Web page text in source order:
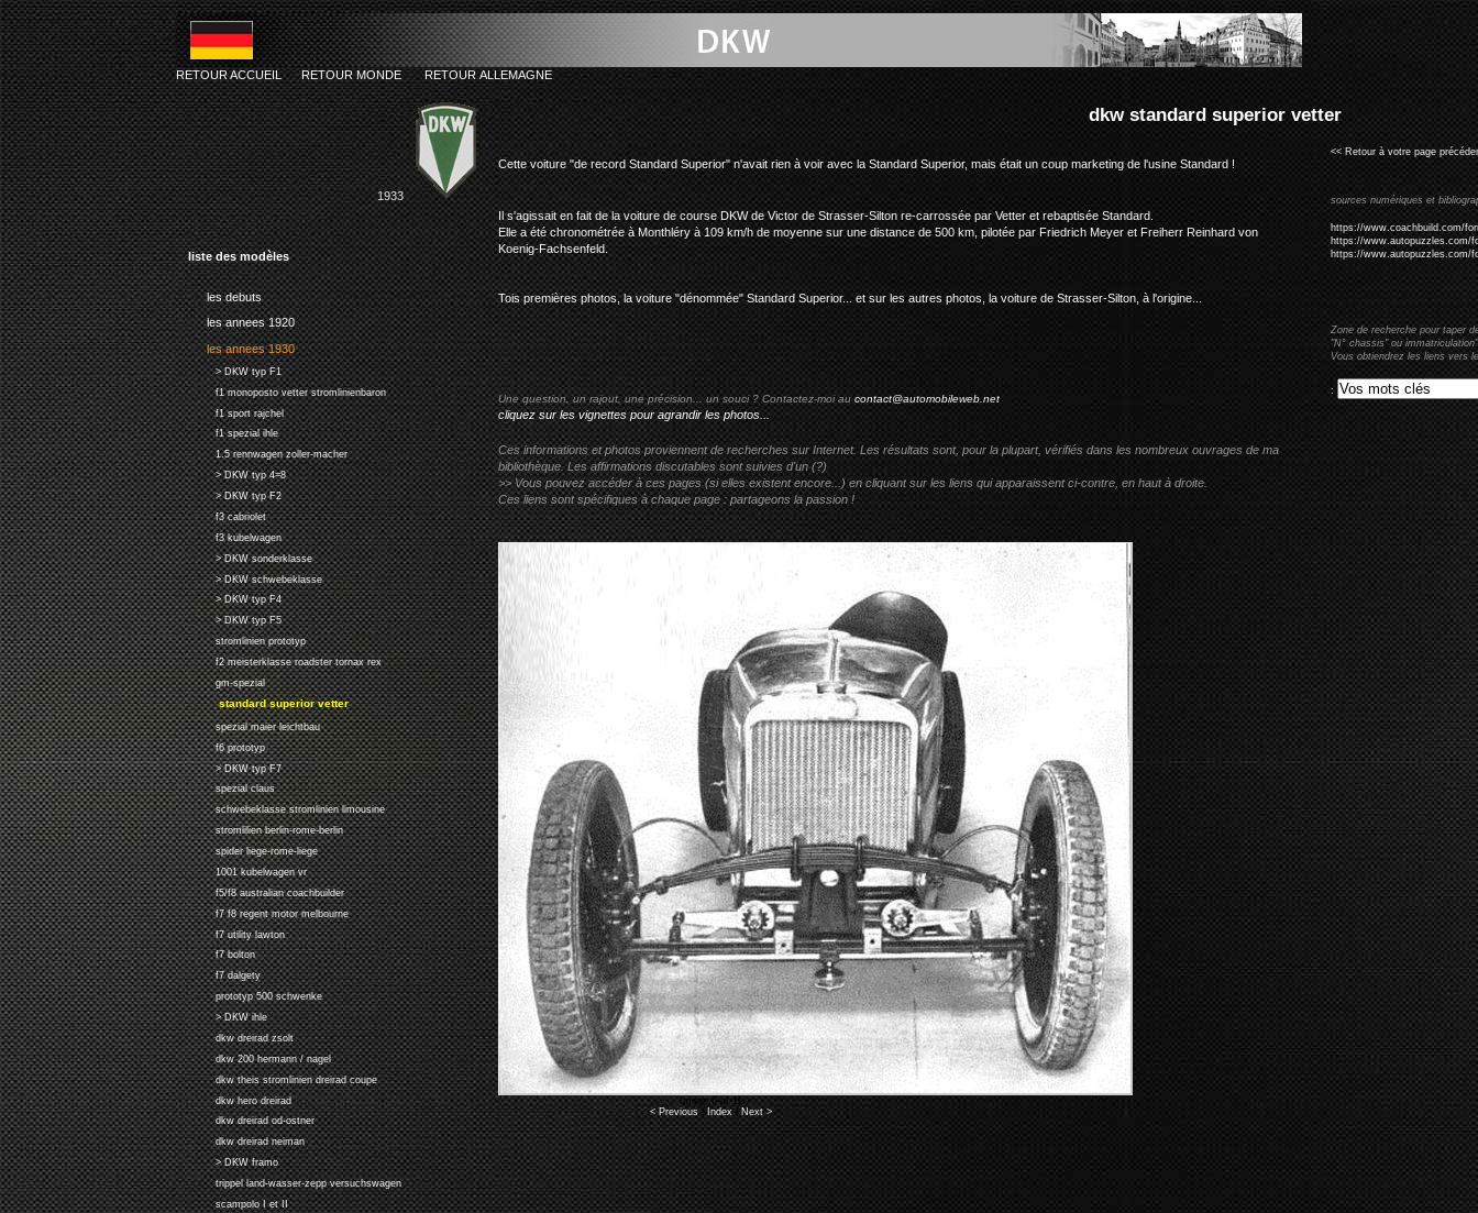
liste des modèles
les debuts
les annees 1920
les annees 1930
> DKW typ F1
f1 monoposto vetter stromlinienbaron
f1 sport rajchel
f1 spezial ihle
1.5 rennwagen zoller-macher
> DKW typ 4=8
> DKW typ F2
f3 cabriolet
f3 kubelwagen
> DKW sonderklasse
> DKW schwebeklasse
> DKW typ F4
> DKW typ F5
stromlinien prototyp
f2 meisterklasse roadster tornax rex
gm-spezial
standard superior vetter
spezial maier leichtbau
f6 prototyp
> DKW typ F7
spezial claus
schwebeklasse stromlinien limousine
stromlilien berlin-rome-berlin
spider liege-rome-liege
1001 kubelwagen vr
f5/f8 australian coachbuilder
f7 f8 regent motor melbourne
f7 utility lawton
f7 bolton
f7 dalgety
prototyp 500 schwenke
> DKW ihle
dkw dreirad zsolt
dkw 200 hermann / nagel
dkw theis stromlinien dreirad coupe
dkw hero dreirad
dkw dreirad od-ostner
dkw dreirad neiman
> DKW framo
trippel land-wasser-zepp versuchswagen
scampolo I et II
dkw standard superior vetter
RETOUR ACCUEIL RETOUR MONDE RETOUR ALLEMAGNE
1933
Cette voiture "de record Standard Superior" n'avait rien à voir avec la Standard Superior, mais était un coup marketing de l'usine Standard !
Il s'agissait en fait de la voiture de course DKW de Victor de Strasser-Silton re-carrossée par Vetter et rebaptisée Standard.
Elle a été chronométrée à Monthléry à 109 km/h de moyenne sur une distance de 500 km, pilotée par Friedrich Meyer et Freiherr Reinhard von
Koenig-Fachsenfeld.
Tois premières photos, la voiture "dénommée" Standard Superior... et sur les autres photos, la voiture de Strasser-Silton, à l'origine...
Une question, un rajout, une précision... un souci ? Contactez-moi aucontact@automobileweb.net
cliquez sur les vignettes pour agrandir les photos...
Ces informations et photos proviennent de recherches sur Internet. Les résultats sont, pour la plupart, vérifiés dans les nombreux ouvrages de ma
bibliothèque. Les affirmations discutables sont suivies d'un (?)
>> Vous pouvez accéder à ces pages (si elles existent encore...) en cliquant sur les liens qui apparaissent ci-contre, en haut à droite.
Ces liens sont spécifiques à chaque page : partageons la passion !
Image 5 of 11
< Previous| Index|Next >
<< Retour à votre page
sources numériques et
https://www.coachbuild.com/
https://www.autopuzzles.com/
https://www.autopuzzles.com/
Zone de recherche pour taper
"N° chassis" ou
Vous obtiendrez les liens vers
: